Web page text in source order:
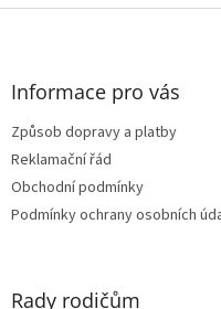
Z
Informace pro vás
Způsob dopravy a platby
Reklamační řád
Obchodní podmínky
Podmínky ochrany osobních
Rady rodičům